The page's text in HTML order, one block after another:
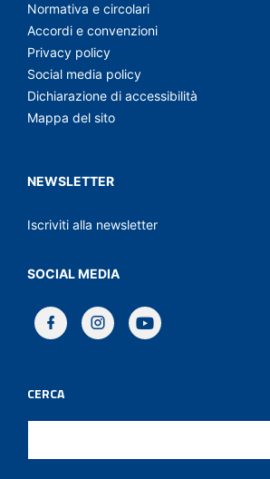
Normativa e circolari
Accordi e convenzioni
Privacy policy
Social media policy
Dichiarazione di accessibilità
Mappa del sito
NEWSLETTER
Iscriviti alla newsletter
SOCIAL MEDIA
CERCA